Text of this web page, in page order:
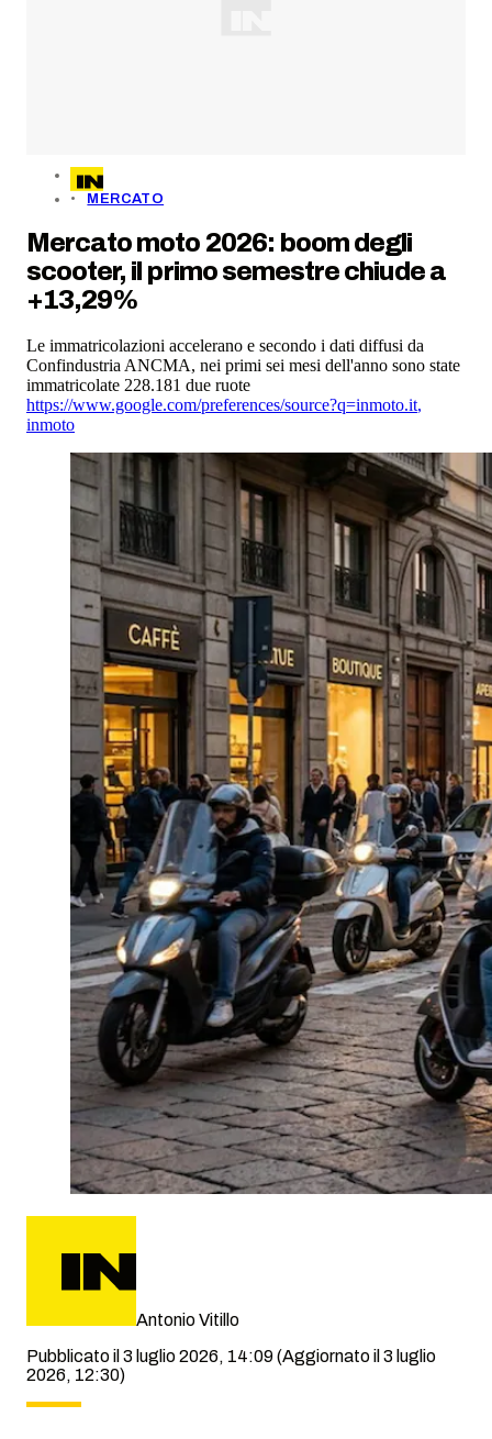
MERCATO
Mercato moto 2026: boom degli
scooter, il primo semestre chiude a
+13,29%
Le immatricolazioni accelerano e secondo i dati diffusi da
Confindustria ANCMA, nei primi sei mesi dell'anno sono state
immatricolate 228.181 due ruote
https://www.google.com/preferences/source?q=inmoto.it,
inmoto
Antonio Vitillo
Pubblicato il 3 luglio 2026, 14:09(Aggiornato il 3 luglio
2026, 12:30)